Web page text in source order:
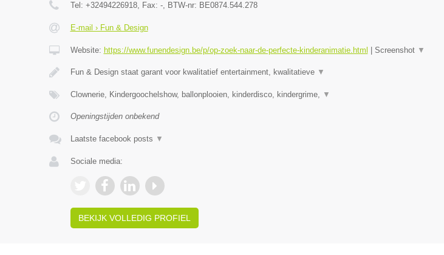
Tel: +32494226918, Fax: -, BTW-nr: BE0874.544.278
E-mail › Fun & Design
Website: https://www.funendesign.be/p/op-zoek-naar-de-perfecte-kinderanimatie.html Screenshot ▼
Fun & Design staat garant voor kwalitatief entertainment, kwalitatieve ▼
Clownerie, Kindergoochelshow, ballonplooien, kinderdisco, kindergrime, ▼
Openingstijden onbekend
Laatste facebook posts ▼
Sociale media:
BEKIJK VOLLEDIG PROFIEL